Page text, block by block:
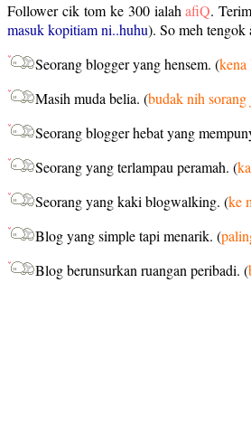
Follower cik tom ke 300 ialahafiQ.
masuk kopitiam ni..huhu). So meh tengok
Seorang blogger yang hensem. (kena
Masih muda belia. (budak nih
Seorang blogger hebat yang
Seorang yang terlampau peramah. (
Seorang yang kaki blogwalking. (ke
Blog yang simple tapi menarik. (
Blog berunsurkan ruangan peribadi. (